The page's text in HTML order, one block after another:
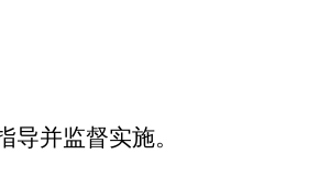
导并监督实施。